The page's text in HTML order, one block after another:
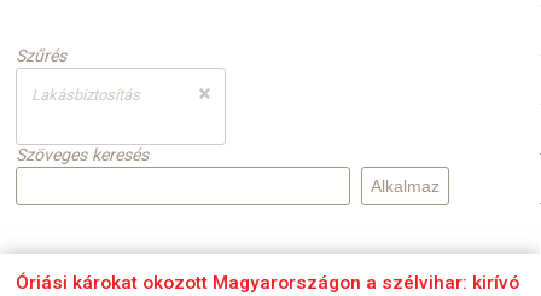
Szűrés
Lakásbiztosítás
Szöveges keresés
Óriási károkat okozott Magyarországon a szélvihar: kirívó